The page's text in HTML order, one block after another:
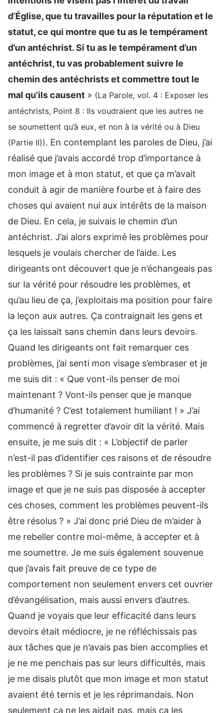
d’Église, que tu travailles pour la réputation et le
statut, ce qui montre que tu as le tempérament
d’un antéchrist. Si tu as le tempérament d’un
antéchrist, tu vas probablement suivre le
chemin des antéchrists et commettre tout le
mal qu’ils causent » (La Parole, vol. 4 : Exposer les
antéchrists, Point 8 : Ils voudraient que les autres ne
se soumettent qu’à eux, et non à la vérité ou à Dieu
(Partie II)). En contemplant les paroles de Dieu, j’ai
réalisé que j’avais accordé trop d’importance à
mon image et à mon statut, et que ça m’avait
conduit à agir de manière fourbe et à faire des
choses qui avaient nui aux intérêts de la maison
de Dieu. En cela, je suivais le chemin d’un
antéchrist. J’ai alors exprimé les problèmes pour
lesquels je voulais chercher de l’aide. Les
dirigeants ont découvert que je n’échangeais pas
sur la vérité pour résoudre les problèmes, et
qu’au lieu de ça, j’exploitais ma position pour faire
la leçon aux autres. Ça contraignait les gens et
ça les laissait sans chemin dans leurs devoirs.
Quand les dirigeants ont fait remarquer ces
problèmes, j’ai senti mon visage s’embraser et je
me suis dit : « Que vont-ils penser de moi
maintenant ? Vont-ils penser que je manque
d’humanité ? C’est totalement humiliant ! » J’ai
commencé à regretter d’avoir dit la vérité. Mais
ensuite, je me suis dit : « L’objectif de parler
n’est-il pas d’identifier ces raisons et de résoudre
les problèmes ? Si je suis contrainte par mon
image et que je ne suis pas disposée à accepter
ces choses, comment les problèmes peuvent-ils
être résolus ? » J’ai donc prié Dieu de m’aider à
me rebeller contre moi-même, à accepter et à
me soumettre. Je me suis également souvenue
que j’avais fait preuve de ce type de
comportement non seulement envers cet ouvrier
d’évangélisation, mais aussi envers d’autres.
Quand je voyais que leur efficacité dans leurs
devoirs était médiocre, je ne réfléchissais pas
aux tâches que je n’avais pas bien accomplies et
je ne me penchais pas sur leurs difficultés, mais
je me disais plutôt que mon image et mon statut
avaient été ternis et je les réprimandais. Non
seulement ça ne les aidait pas, mais ça les